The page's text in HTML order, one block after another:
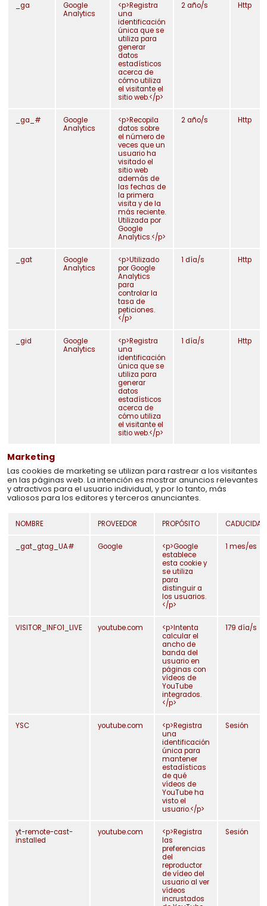
del campo
Torneado
Utillaje
_ga
Google
Analytics
<p>Registra
una
identificación
única que se
utiliza para
generar
datos
estadísticos
acerca de
cómo utiliza
el visitante el
sitio web.</p>
2 año/s Http
_ga_#
Google
Analytics
<p>Recopila
datos sobre
el número de
veces que un
usuario ha
visitado el
sitio web
además de
las fechas de
la primera
visita y de la
más reciente.
Utilizada por
Google
Analytics.</p>
2 año/s Http
_gat
Google
Analytics
<p>Utilizado
por Google
Analytics
para
controlar la
tasa de
peticiones.
</p>
1 día/s Http
_gid
Google
Analytics
<p>Registra
una
identificación
única que se
utiliza para
generar
datos
estadísticos
acerca de
cómo utiliza
el visitante el
sitio web.</p>
1 día/s Http
Marketing
Las cookies de marketing se utilizan para rastrear a los visitantes
en las páginas web. La intención es mostrar anuncios relevantes
y atractivos para el usuario individual, y por lo tanto, más
valiosos para los editores y terceros anunciantes.
NOMBRE PROVEEDOR PROPÓSITO CADUCIDAD
_gat_gtag_UA# Google
<p>Google
establece
esta cookie y
se utiliza
para
distinguir a
los usuarios.
</p>
1 mes/es
VISITOR_INFO1_LIVE youtube.com
<p>Intenta
calcular el
ancho de
banda del
usuario en
páginas con
vídeos de
YouTube
integrados.
</p>
179 día/s
YSC youtube.com
<p>Registra
una
identificación
única para
mantener
estadísticas
de qué
vídeos de
YouTube ha
visto el
usuario.</p>
Sesión
yt-remote-cast-
installed
youtube.com
<p>Registra
las
preferencias
del
reproductor
de vídeo del
usuario al ver
vídeos
incrustados
Sesión